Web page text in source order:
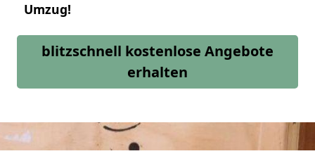
Umzug!
blitzschnell kostenlose Angebote
erhalten